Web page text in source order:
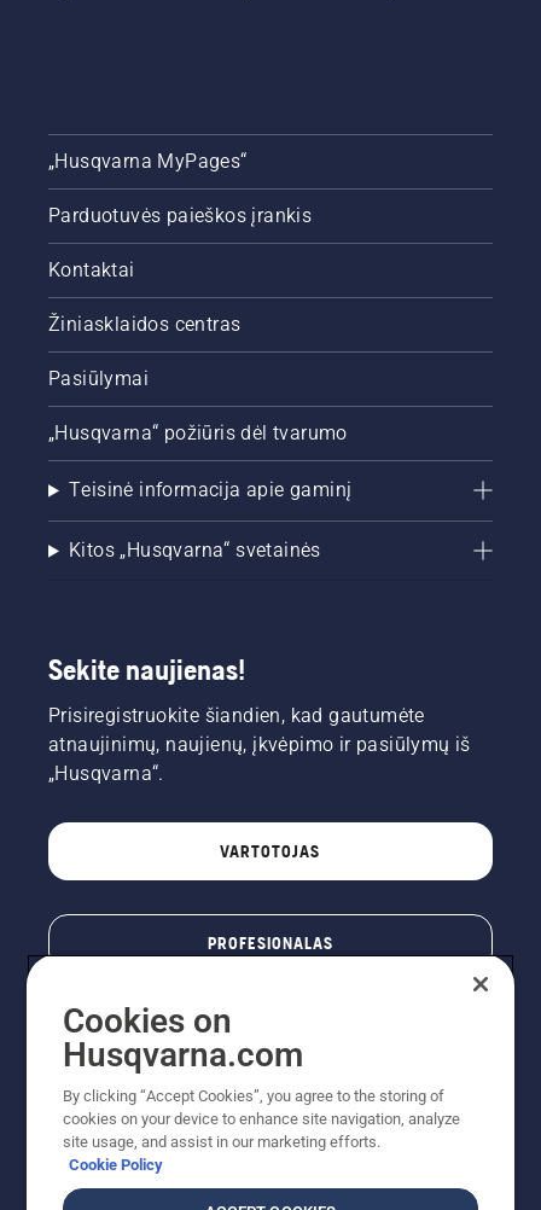
„Husqvarna MyPages“
Parduotuvės paieškos įrankis
Kontaktai
Žiniasklaidos centras
Pasiūlymai
„Husqvarna“ požiūris dėl tvarumo
Teisinė informacija apie gaminį
Kitos „Husqvarna“ svetainės
Sekite naujienas!
Prisiregistruokite šiandien, kad gautumėte
atnaujinimų, naujienų, įkvėpimo ir pasiūlymų iš
„Husqvarna“.
VARTOTOJAS
PROFESIONALAS
© „Husqvarna AB“ (leid). Visos teisės priklauso autoriui.
Cookies on
Husqvarna.com
By clicking “Accept Cookies”, you agree to the storing of
cookies on your device to enhance site navigation, analyze
site usage, and assist in our marketing efforts.
Cookie Policy